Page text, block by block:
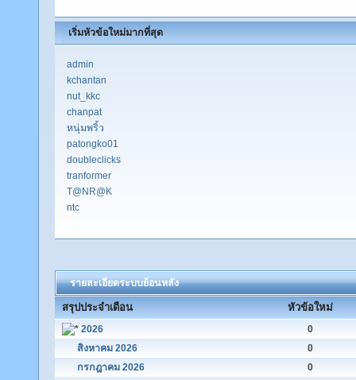
เริ่มหัวข้อใหม่มากที่สุด
admin
kchantan
nut_kkc
chanpat
หนุ่มพริ้ว
patongko01
doubleclicks
tranformer
T@NR@K
ntc
รายละเอียดระบบย้อนหลัง
สรุปประจำเดือน หัวข้อใหม่
2026
0
สิงหาคม 2026
0
กรกฎาคม 2026
0